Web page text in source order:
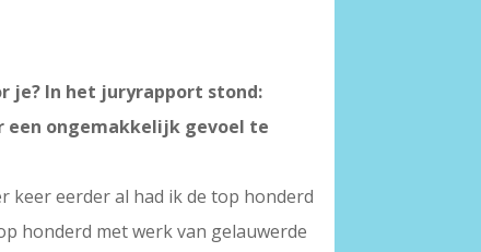
je? In het juryrapport stond:
een ongemakkelijk gevoel te
keer eerder al had ik de top honderd
honderd met werk van gelauwerde